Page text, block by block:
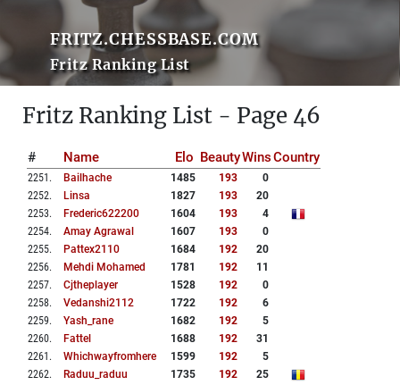
FRITZ.CHESSBASE.COM
Fritz Ranking List
Fritz Ranking List - Page 46
# Name Elo BeautyWinsCountry
2251 . Bailhache 1485 193
0
2252. Linsa 1827 193
20
2253. Frederic622200 1604 193
4
2254. Amay Agrawal 1607 193
0
2255. Pattex2110 1684 192
20
2256. Mehdi Mohamed 1781 192
11
2257. Cjtheplayer 1528 192
0
2258. Vedanshi2112 1722 192
6
2259. Yash_rane 1682 192
5
2260. Fattel 1688 192
31
2261 . Whichwayfromhere 1599 192
5
2262. Raduu_raduu 1735 192
25